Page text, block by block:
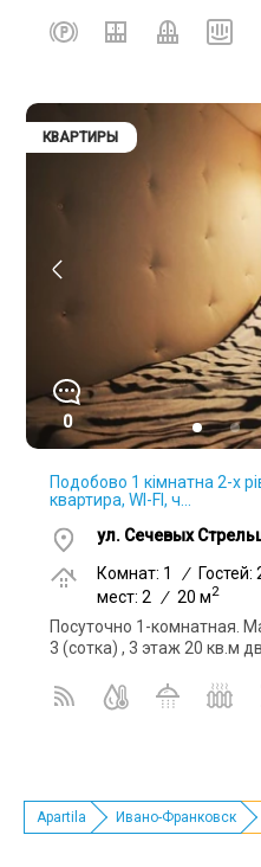
КВАРТИРЫ
0
Подобово 1 кімнатна 2-х
квартира, WI-FI, ч...
ул. Сечевых
Комнат: 1
/ Гостей:
мест: 2
/ 20 м2
Посуточно 1-комнатная.
3 (сотка) , 3 этаж 20 кв.м
Apartila Ивано-Франковск